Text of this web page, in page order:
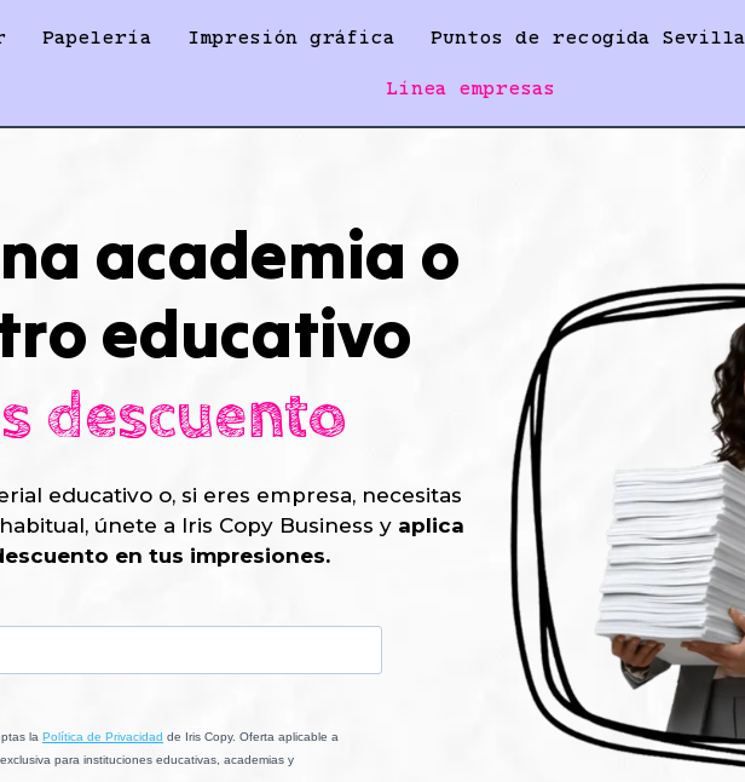
Papelería Impresión gráfica Puntos de recogida Sevilla
Línea empresas
academia o
educativo
descuento
educativo o, si eres empresa, necesitas
únete a Iris Copy Business y aplica
en tus impresiones.